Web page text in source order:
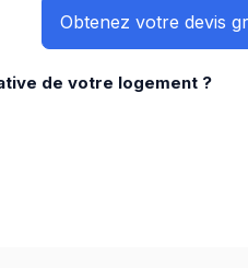
Obtenez votre devis
de votre logement ?